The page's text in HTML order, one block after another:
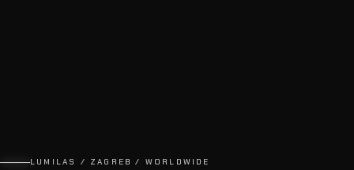
LUMILAS / ZAGREB / WORLDWIDE